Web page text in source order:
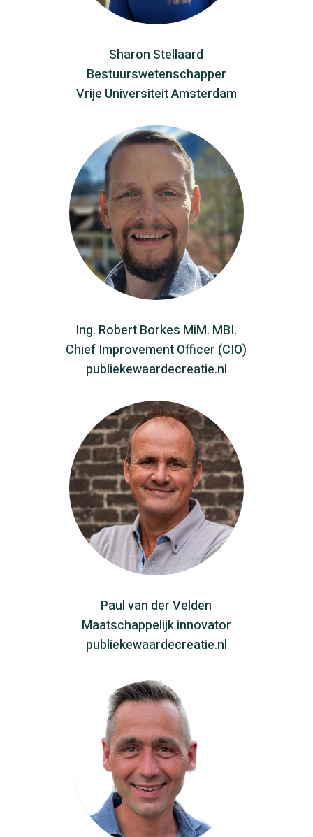
Sharon Stellaard
Bestuurswetenschapper
Vrije Universiteit Amsterdam
Ing. Robert Borkes MiM. MBI.
Chief Improvement Officer (CIO)
publiekewaardecreatie.nl
Paul van der Velden
Maatschappelijk innovator
publiekewaardecreatie.nl